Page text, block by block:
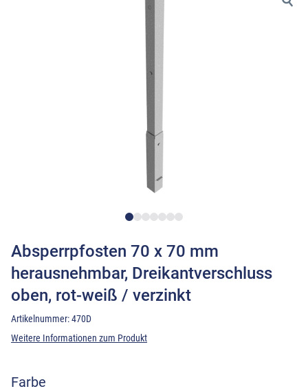
Absperrpfosten 70 x 70 mm
herausnehmbar, Dreikantverschluss
oben, rot-weiß / verzinkt
Artikelnummer:470D
Weitere Informationen zum Produkt
Farbe